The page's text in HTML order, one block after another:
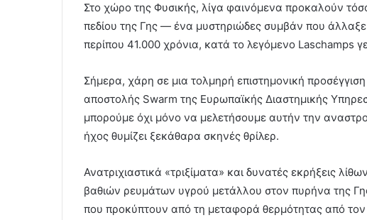
Στο χώρο της Φυσικής, λίγα φαινόμενα προκαλούν
πεδίου της Γης — ένα μυστηριώδες συμβάν που
περίπου 41.000 χρόνια, κατά το λεγόμενο Laschamps
Σήμερα, χάρη σε μια τολμηρή επιστημονική
αποστολής Swarm της Ευρωπαϊκής Διαστημικής
μπορούμε όχι μόνο να μελετήσουμε αυτήν την
ήχος θυμίζει ξεκάθαρα σκηνές θρίλερ.
Ανατριχιαστικά «τριξίματα» και δυνατές εκρήξεις
βαθιών ρευμάτων υγρού μετάλλου στον πυρήνα της
που προκύπτουν από τη μεταφορά θερμότητας από